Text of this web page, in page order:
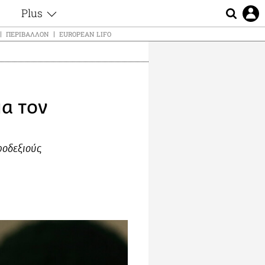
Plus
Θέματα
Videos
Εξομολογήσεις
Απώλειες
ΠΕΡΙΒΆΛΛΟΝ EUROPEAN LIFO
τον